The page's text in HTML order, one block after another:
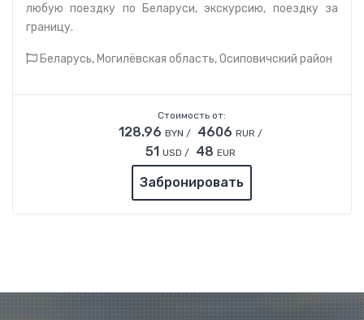
любую поездку по Беларуси, экскурсию, поездку за
границу.
Беларусь, Могилёвская область, Осиповичский район
Стоимость от:
128.96 BYN / 4606 RUR /
51 USD / 48 EUR
Забронировать